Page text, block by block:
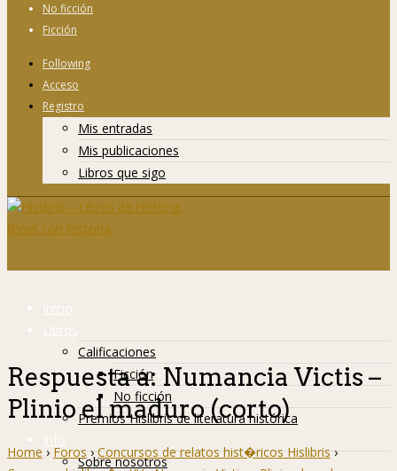
No ficción
Ficción
Following
Acceso
Registro
Mis entradas
Mis publicaciones
Libros que sigo
Inicio
Libros
Calificaciones
Ficción
No ficción
Premios Hislibris de literatura histórica
Info
Sobre nosotros
Respuesta a: Numancia Victis –
Plinio el maduro (corto)
Home › Foros › Concursos de relatos hist�ricos Hislibris ›